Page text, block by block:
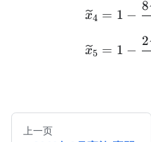
x4
x5
= 1 −
8
= 1 −
2
上一页